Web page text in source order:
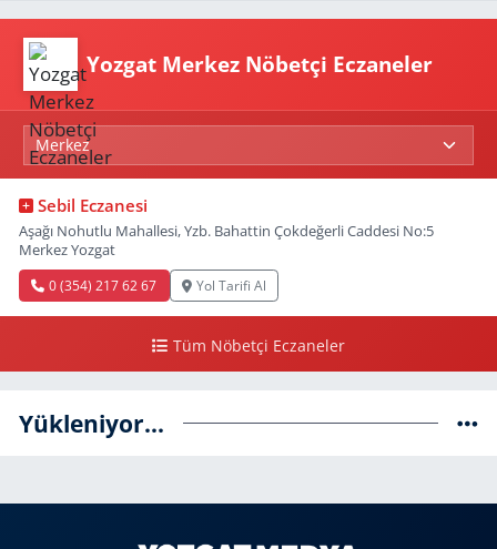
Yozgat Merkez Nöbetçi Eczaneler
Sebil Eczanesi
Aşağı Nohutlu Mahallesi, Yzb. Bahattin Çokdeğerli Caddesi No:5
Merkez Yozgat
0 (354) 217 62 67 Yol Tarifi Al
Tüm Nöbetçi Eczaneler
Yükleniyor...